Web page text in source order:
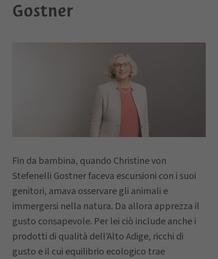
Gostner
Fin da bambina, quando Christine von
Stefenelli Gostner faceva escursioni con i suoi
genitori, amava osservare gli animali e
immergersi nella natura. Da allora apprezza il
gusto consapevole. Per lei ciò include anche i
prodotti di qualità dell’Alto Adige, ricchi di
gusto e il cui equilibrio ecologico trae
Azienda
CAP
Comune